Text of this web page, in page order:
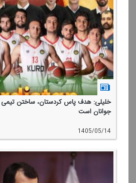
خلیلی: هدف پاس كردستان، ساختن تیمی
جوانان است
1405/05/14